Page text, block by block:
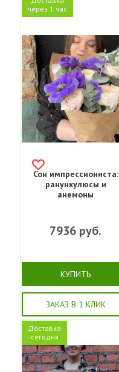
через 1 час
Сон импрессиониста:
ранункулюсы и
анемоны
7936 руб.
КУПИТЬ
ЗАКАЗ В 1 КЛИК
Доставка
сегодня